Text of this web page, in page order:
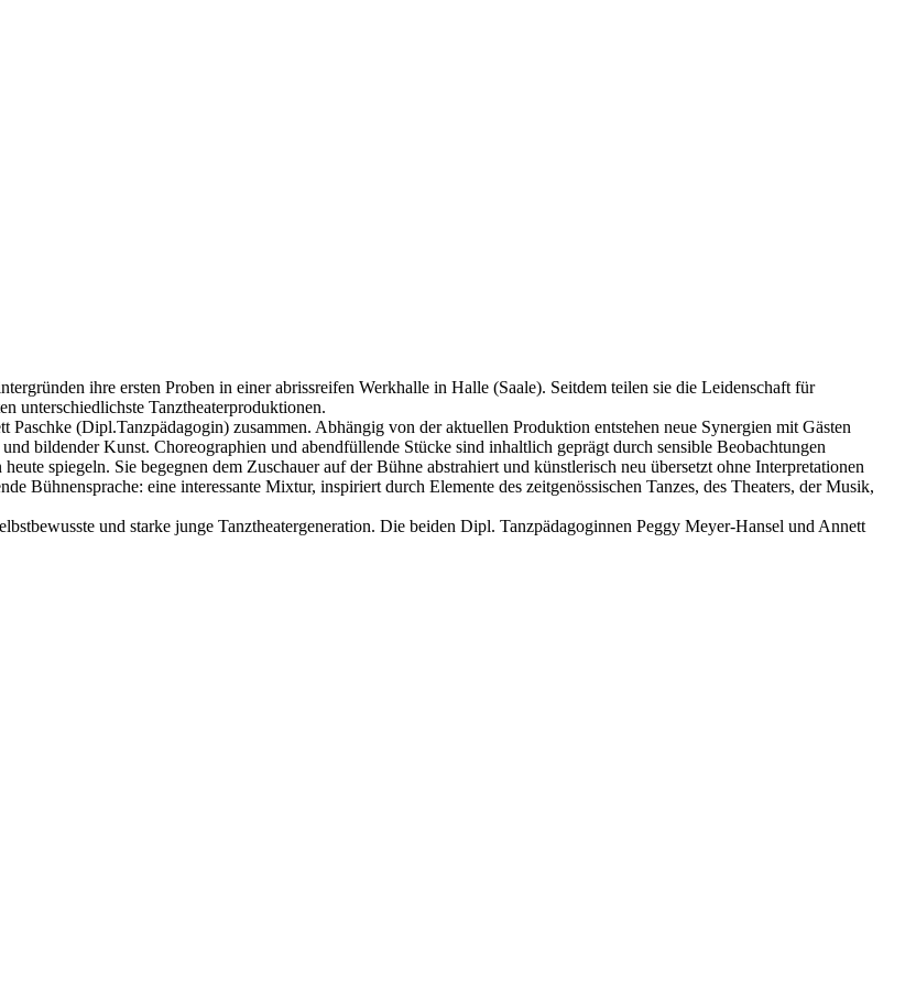
ihre ersten Proben in einer abrissreifen Werkhalle in Halle (Saale). Seitdem teilen sie die Leidenschaft für
unterschiedlichste Tanztheaterproduktionen.
(Dipl.Tanzpädagogin) zusammen. Abhängig von der aktuellen Produktion entstehen neue Synergien mit Gästen
bildender Kunst. Choreographien und abendfüllende Stücke sind inhaltlich geprägt durch sensible Beobachtungen
spiegeln. Sie begegnen dem Zuschauer auf der Bühne abstrahiert und künstlerisch neu übersetzt ohne Interpretationen
Bühnensprache: eine interessante Mixtur, inspiriert durch Elemente des zeitgenössischen Tanzes, des Theaters, der Musik,
und starke junge Tanztheatergeneration. Die beiden Dipl. Tanzpädagoginnen Peggy Meyer-Hansel und Annett